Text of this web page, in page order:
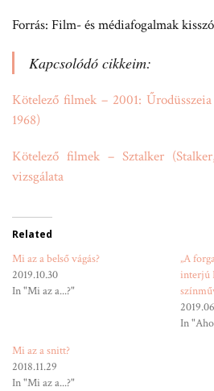
Forrás: Film- és médiafogalmak
Kapcsolódó cikkeim:
Kötelező filmek – 2001:
1968)
Kötelező filmek – Sztalker
vizsgálata
Related
Mi az a belső vágás?
2019.10.30
In "Mi az a...?"
„A
interjú
In
Mi az a snitt?
2018.11.29
In "Mi az a...?"